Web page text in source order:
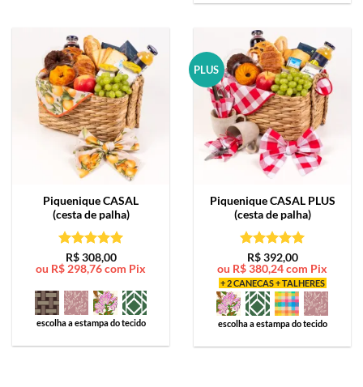
PiqueniqueCASAL
(cesta de palha)
Avaliação5
de 5
R$308,00
ou R$298,76com Pix
escolha a estampa do tecido
PLUS
PiqueniqueCASAL PLUS
(cesta de palha)
Avaliação5
de 5
R$392,00
ou R$380,24com Pix
+ 2 CANECAS + TALHERES
escolha a estampa do tecido